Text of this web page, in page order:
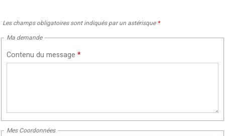
Les champs obligatoires sont indiqués par un astérisque *
Ma demande
Contenu du message *
Mes Coordonnées